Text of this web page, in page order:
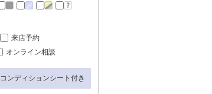
来店予約
オンライン相談
コンディションシート付き